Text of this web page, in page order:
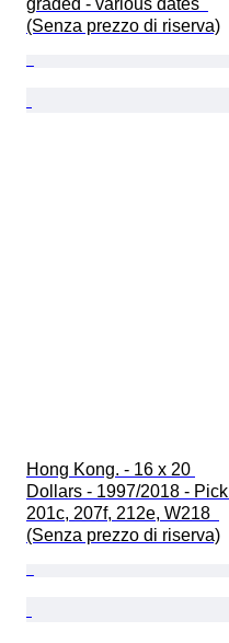
graded - various dates
(Senza prezzo di riserva)
Hong Kong. - 16 x 20
Dollars - 1997/2018 - Pick
201c, 207f, 212e, W218
(Senza prezzo di riserva)